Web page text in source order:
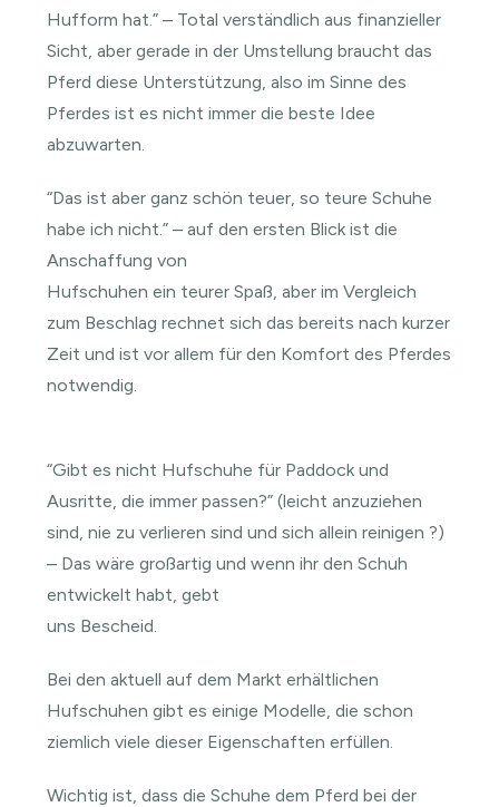
Hufform hat.” – Total verständlich aus finanzieller
Sicht, aber gerade in der Umstellung braucht das
Pferd diese Unterstützung, also im Sinne des
Pferdes ist es nicht immer die beste Idee
abzuwarten.
“Das ist aber ganz schön teuer, so teure Schuhe
habe ich nicht.” – auf den ersten Blick ist die
Anschaffung von
Hufschuhen ein teurer Spaß, aber im Vergleich
zum Beschlag rechnet sich das bereits nach kurzer
Zeit und ist vor allem für den Komfort des Pferdes
notwendig.
“Gibt es nicht Hufschuhe für Paddock und
Ausritte, die immer passen?” (leicht anzuziehen
sind, nie zu verlieren sind und sich allein reinigen ?)
– Das wäre großartig und wenn ihr den Schuh
entwickelt habt, gebt
uns Bescheid.
Bei den aktuell auf dem Markt erhältlichen
Hufschuhen gibt es einige Modelle, die schon
ziemlich viele dieser Eigenschaften erfüllen.
Wichtig ist, dass die Schuhe dem Pferd bei der